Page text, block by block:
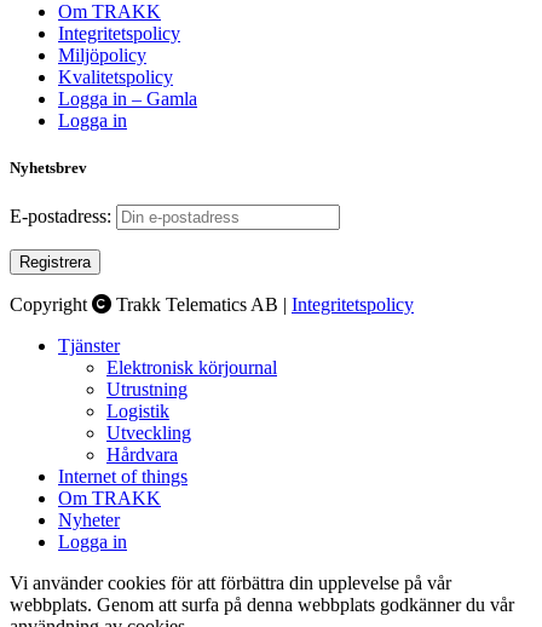
Om TRAKK
Integritetspolicy
Miljöpolicy
Kvalitetspolicy
Logga in – Gamla
Logga in
Nyhetsbrev
E-postadress:
Copyright Trakk Telematics AB | Integritetspolicy
Tjänster
Elektronisk körjournal
Utrustning
Logistik
Utveckling
Hårdvara
Internet of things
Om TRAKK
Nyheter
Logga in
Vi använder cookies för att förbättra din upplevelse på vår
webbplats. Genom att surfa på denna webbplats godkänner du vår